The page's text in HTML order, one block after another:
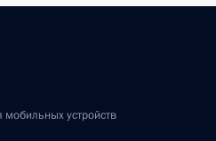
устройств